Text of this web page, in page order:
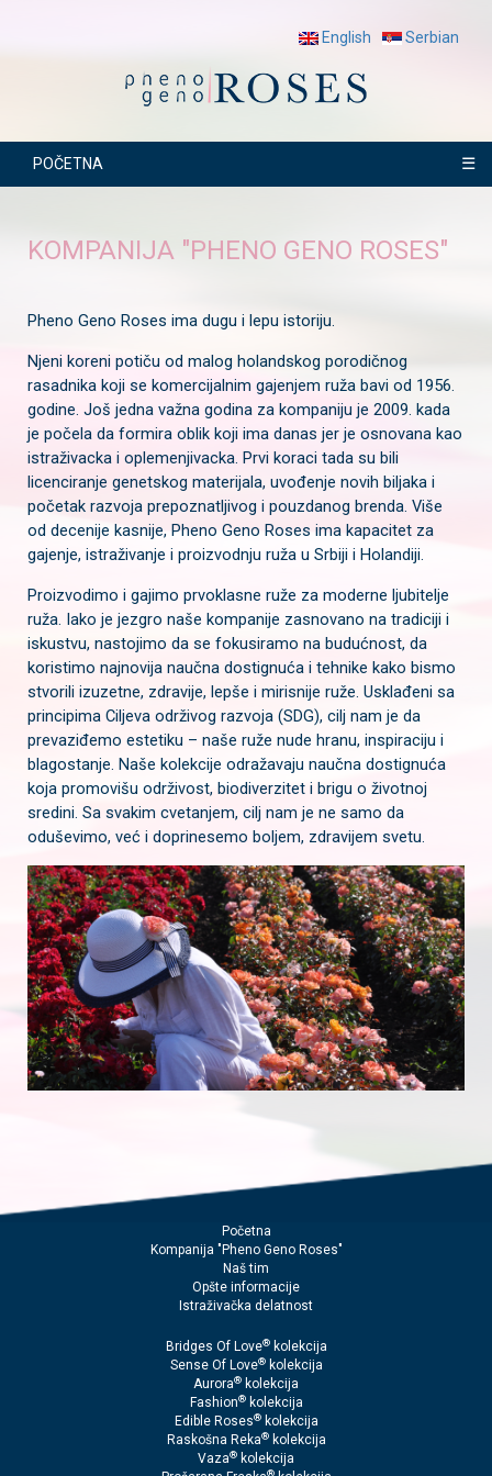
English Serbian
POČETNA ☰
KOMPANIJA "PHENO GENO ROSES"
Pheno Geno Roses ima dugu i lepu istoriju.
Njeni koreni potiču od malog holandskog porodičnog
rasadnika koji se komercijalnim gajenjem ruža bavi od 1956.
godine. Još jedna važna godina za kompaniju je 2009. kada
je počela da formira oblik koji ima danas jer je osnovana kao
istraživacka i oplemenjivacka. Prvi koraci tada su bili
licenciranje genetskog materijala, uvođenje novih biljaka i
početak razvoja prepoznatljivog i pouzdanog brenda. Više
od decenije kasnije, Pheno Geno Roses ima kapacitet za
gajenje, istraživanje i proizvodnju ruža u Srbiji i Holandiji.
Proizvodimo i gajimo prvoklasne ruže za moderne ljubitelje
ruža. Iako je jezgro naše kompanije zasnovano na tradiciji i
iskustvu, nastojimo da se fokusiramo na budućnost, da
koristimo najnovija naučna dostignuća i tehnike kako bismo
stvorili izuzetne, zdravije, lepše i mirisnije ruže. Usklađeni sa
principima Ciljeva održivog razvoja (SDG), cilj nam je da
prevaziđemo estetiku – naše ruže nude hranu, inspiraciju i
blagostanje. Naše kolekcije odražavaju naučna dostignuća
koja promovišu održivost, biodiverzitet i brigu o životnoj
sredini. Sa svakim cvetanjem, cilj nam je ne samo da
oduševimo, već i doprinesemo boljem, zdravijem svetu.
Početna
Kompanija "Pheno Geno Roses"
Naš tim
Opšte informacije
Istraživačka delatnost
Bridges Of Love®kolekcija
Sense Of Love®kolekcija
Aurora® kolekcija
Fashion®kolekcija
Edible Roses®kolekcija
Raskošna Reka®kolekcija
Vaza® kolekcija
®